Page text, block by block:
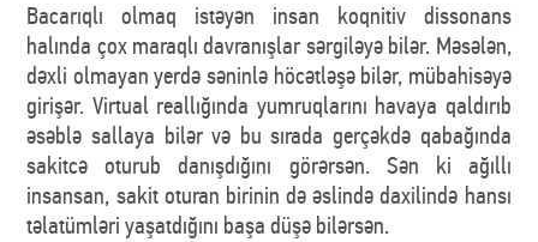
Bacarıqlı olmaq istəyən insan koqnitiv dissonans
halında çox maraqlı davranışlar sərgiləyə bilər. Məsələn,
dəxli olmayan yerdə səninlə höcətləşə bilər, mübahisəyə
girişər. Virtual reallığında yumruqlarını havaya qaldırıb
əsəblə sallaya bilər və bu sırada gerçəkdə qabağında
sakitcə oturub danışdığını görərsən. Sən ki ağıllı
insansan, sakit oturan birinin də əslində daxilində hansı
təlatümləri yaşatdığını başa düşə bilərsən.